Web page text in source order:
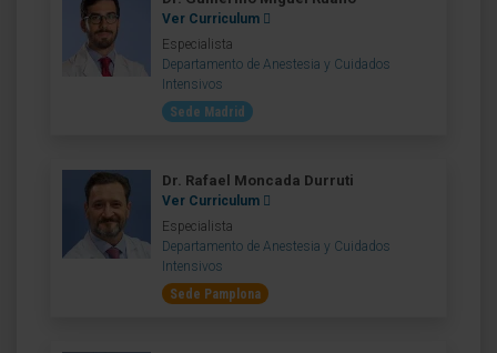
Ver Curriculum
Especialista
Departamento de Anestesia y Cuidados
Intensivos
Sede Madrid
Dr. Rafael Moncada Durruti
Ver Curriculum
Especialista
Departamento de Anestesia y Cuidados
Intensivos
Sede Pamplona